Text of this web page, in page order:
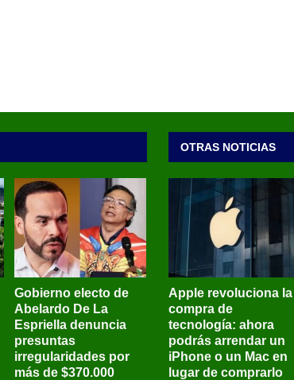
Gobierno electo de
Abelardo De La
Espriella denuncia
presuntas
irregularidades por
más de $370.000
OTRAS NOTICIAS
Apple revoluciona la
compra de
tecnología: ahora
podrás arrendar un
iPhone o un Mac en
lugar de comprarlo